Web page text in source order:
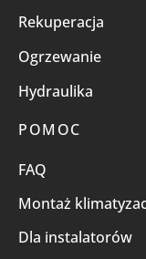
Rekuperacja
Ogrzewanie
Hydraulika
POMOC
FAQ
Montaż
Dla instalatorów